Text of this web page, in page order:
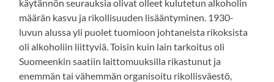
käytännön seurauksia olivat olleet kulutetun alkoholin
määrän kasvu ja rikollisuuden lisääntyminen. 1930-
luvun alussa yli puolet tuomioon johtaneista rikoksista
oli alkoholiin liittyviä. Toisin kuin lain tarkoitus oli
Suomeenkin saatiin laittomuuksilla rikastunut ja
enemmän tai vähemmän organisoitu rikollisväestö,